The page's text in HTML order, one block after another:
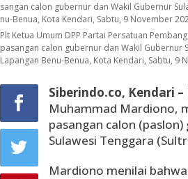
Plt Ketua Umum DPP Partai Persatuan
pasangan calon gubernur dan Wakil Gubernur
Lapangan Benu-Benua, Kota Kendari, Sabtu, 9
Siberindo.co, Kendari –
Muhammad Mardiono,
pasangan calon
Sulawesi Tenggara
Mardiono menilai